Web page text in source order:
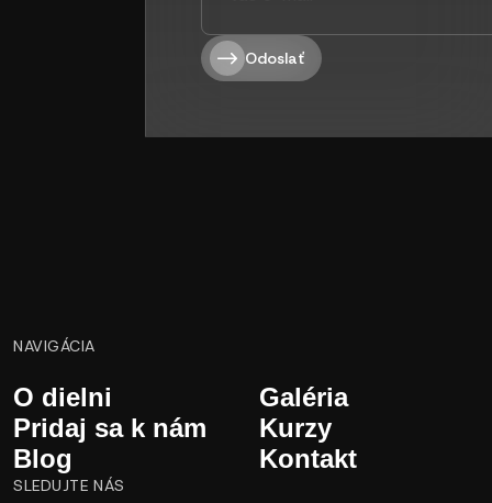
Odoslať
NAVIGÁCIA
O dielni
Pridaj sa k nám
Blog
Galéria
Kurzy
Kontakt
SLEDUJTE NÁS